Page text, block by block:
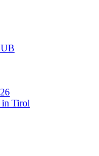
in Tirol